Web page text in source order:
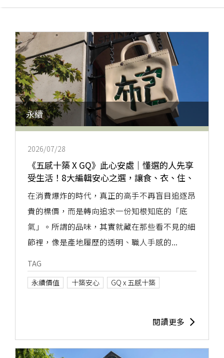
永續
2026/07/28
《五感十築 X GQ》此心安處｜懂選的人先享
受生活！8大編輯安心之選，讓食、衣、住、
用優雅升級
在消費爆炸的時代，真正的高手不再盲目追逐昂
貴的標價，而是轉向追求一份知根知底的「底
氣」。所謂的品味，其實就藏在那些看不見的細
節裡，像是產地履歷的透明、職人手感的...
TAG
永續價值
十築安心 GQ x 五感十築
閱讀更多